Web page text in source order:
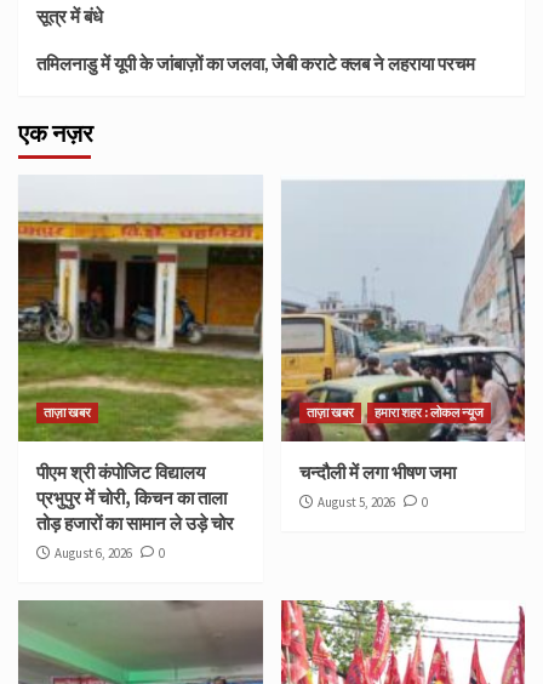
सूत्र में बंधे
तमिलनाडु में यूपी के जांबाज़ों का जलवा, जेबी कराटे क्लब ने लहराया परचम
एक नज़र
ताज़ा खबर
पीएम श्री कंपोजिट विद्यालय
प्रभुपुर में चोरी, किचन का ताला
तोड़ हजारों का सामान ले उड़े चोर
August 6, 2026 0
ताज़ा खबर हमारा शहर : लोकल न्यूज
चन्दौली में लगा भीषण जमा
August 5, 2026 0